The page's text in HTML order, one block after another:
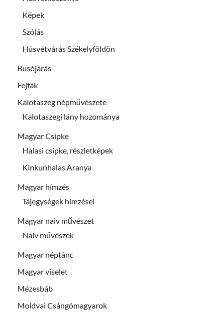
Képek
Szólás
Húsvétvárás Székelyföldön
Busójárás
Fejfák
Kalotaszeg népművészete
Kalotaszegi lány hozománya
Magyar Csipke
Halasi csipke, részletképek
Kinkunhalas Aranya
Magyar hímzés
Tájegységek hímzései
Magyar naiv művészet
Naiv művészek
Magyar néptánc
Magyar viselet
Mézesbáb
Moldvai Csángómagyarok